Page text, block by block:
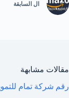
ال السابقة
مقالات مشابهة
رقم شركة تمام